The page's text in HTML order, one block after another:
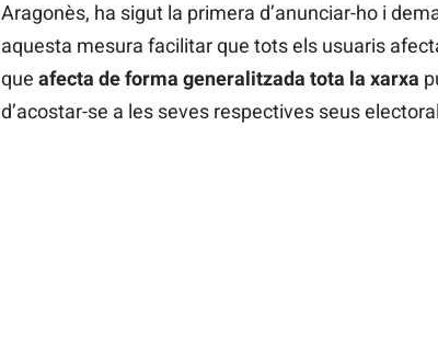
Aragonès, ha sigut la primera d’anunciar-ho i
aquesta mesura facilitar que tots els usuaris
que afecta de forma generalitzada tota la xarxa
d’acostar-se a les seves respectives seus